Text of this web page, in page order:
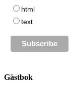
html
text
Gästbok